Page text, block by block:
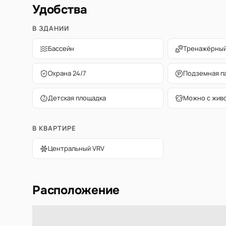
Удобства
В ЗДАНИИ
Бассейн
Охрана 24/7 Подземная
Детская площадка Можно с
В КВАРТИРЕ
Центральный VRV
Расположение